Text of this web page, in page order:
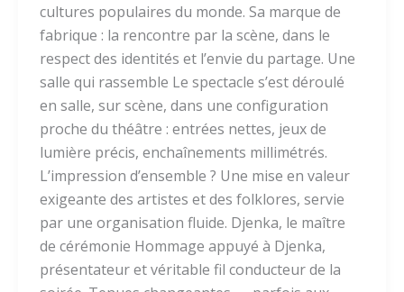
cultures populaires du monde. Sa marque de
fabrique : la rencontre par la scène, dans le
respect des identités et l’envie du partage. Une
salle qui rassemble Le spectacle s’est déroulé
en salle, sur scène, dans une configuration
proche du théâtre : entrées nettes, jeux de
lumière précis, enchaînements millimétrés.
L’impression d’ensemble ? Une mise en valeur
exigeante des artistes et des folklores, servie
par une organisation fluide. Djenka, le maître
de cérémonie Hommage appuyé à Djenka,
présentateur et véritable fil conducteur de la